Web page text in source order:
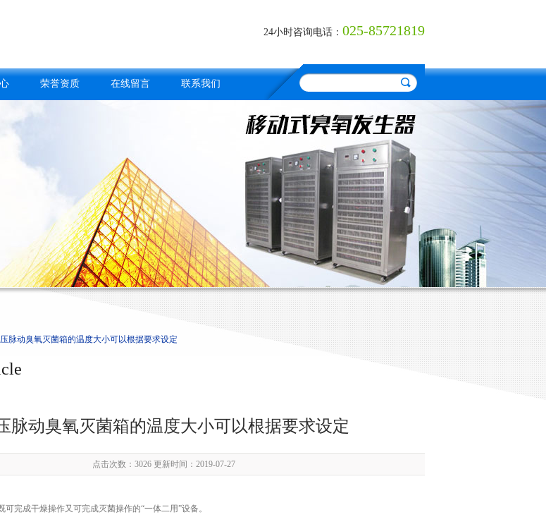
24小时咨询电话： 025-85721819
荣誉资质 在线留言 联系我们
脉动臭氧灭菌箱的温度大小可以根据要求设定
脉动臭氧灭菌箱的温度大小可以根据要求设定
点击次数：3026 更新时间：2019-07-27
可完成干燥操作又可完成灭菌操作的“一体二用”设备。